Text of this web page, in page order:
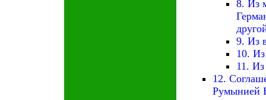
8. Из
9. Из
10.
11.
12.
Румынией